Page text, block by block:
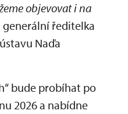
objevovat i na
ředitelka
Naďa
bude probíhat po
2026 a nabídne